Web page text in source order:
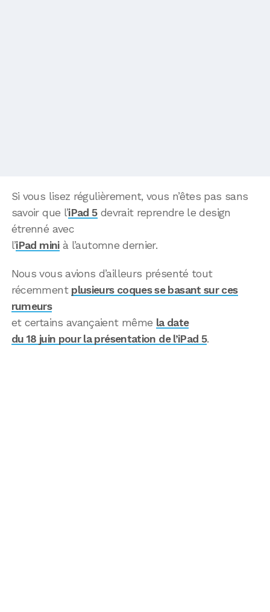
Si vous lisez régulièrement, vous n’êtes pas sans
savoir que l’iPad 5devrait reprendre le design
étrenné avec
l’iPad minià l’automne dernier.
Nous vous avions d’ailleurs présenté tout
récemment plusieurs coques se basant sur ces
rumeurs
et certains avançaient même la date
du 18 juin pour la présentation de l’iPad 5.